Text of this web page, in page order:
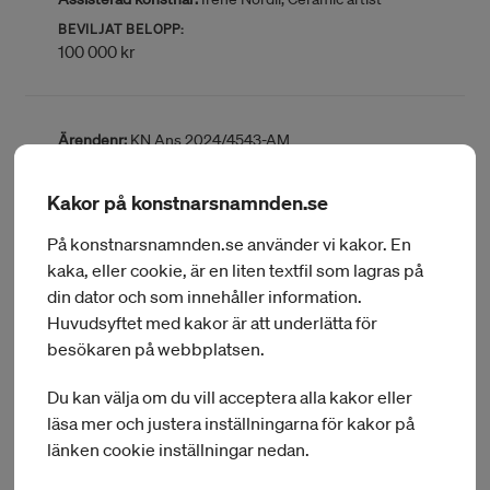
BEVILJAT BELOPP:
100 000 kr
Ärendenr:KN Ans 2024/4543-AM
Delområde:Bildkonstnär
Län:Stockholms län
Land:Sverige
Assisterad konstnär:Theresa Traore Dahlberg, Bild-
och filmkonstnär
BEVILJAT BELOPP:
Ärendenr:KN Ans 2024/4589-AM
Kakor på konstnarsnamnden.se
På konstnarsnamnden.se använder vi kakor. En
kaka, eller cookie, är en liten textfil som lagras på
din dator och som innehåller information.
Huvudsyftet med kakor är att underlätta för
besökaren på webbplatsen.
Du kan välja om du vill acceptera alla kakor eller
läsa mer och justera inställningarna för kakor på
länken cookie inställningar nedan.